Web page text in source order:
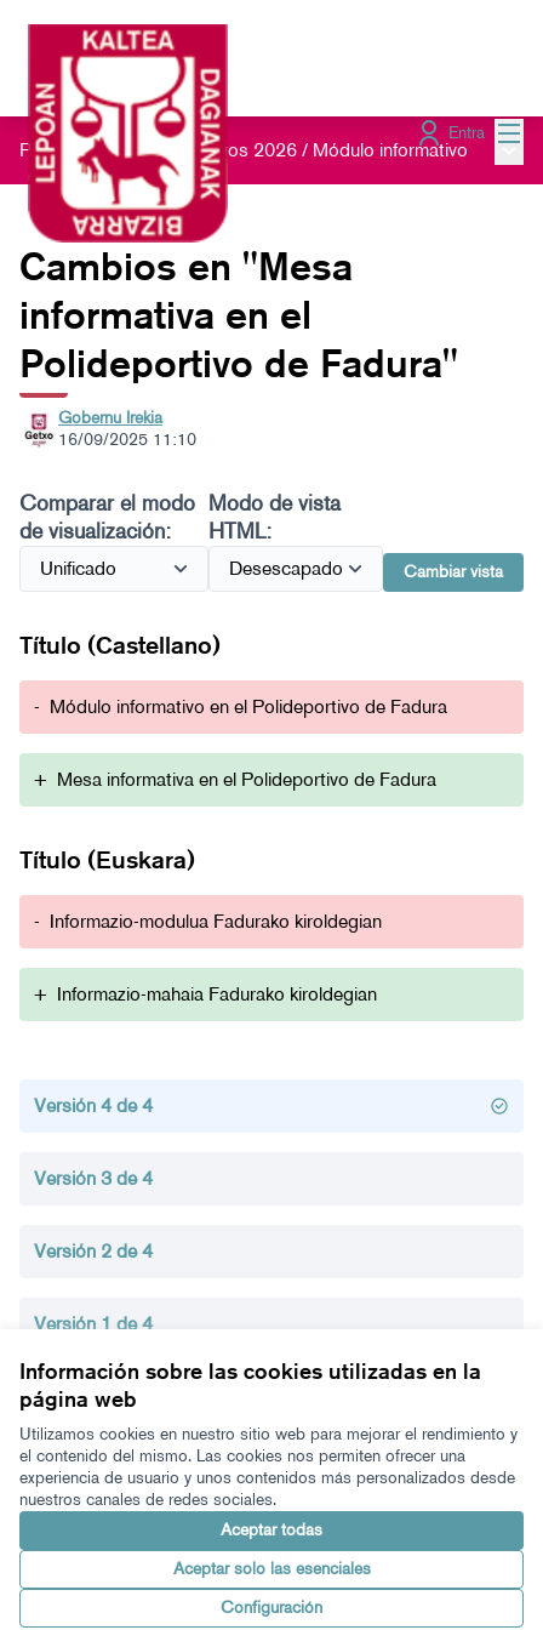
Información sobre las cookies utilizadas en la
página web
Utilizamos cookies en nuestro sitio web para mejorar el rendimiento y
el contenido del mismo. Las cookies nos permiten ofrecer una
experiencia de usuario y unos contenidos más personalizados desde
nuestros canales de redes sociales.
Aceptar todas
Aceptar solo las esenciales
Configuración
Entra
Presupuestos Participativos 2026 / Módulo informativo
Cambios en "Mesa
informativa en el
Polideportivo de Fadura"
Gobernu Irekia
16/09/2025 11:10
Comparar el modo
de visualización:
Modo de vista
HTML:
Cambiar vista
Título (Castellano)
- Módulo informativo en el Polideportivo de Fadura
+ Mesa informativa en el Polideportivo de Fadura
Título (Euskara)
- Informazio-modulua Fadurako kiroldegian
+ Informazio-mahaia Fadurako kiroldegian
Versión 4 de 4
Versión 3 de 4
Versión 2 de 4
Versión 1 de 4
Términos y condiciones de uso
Configuración de cookies
Zeugaz en X
(Enlace externo)
Zeugaz en Facebook
(Enlace externo)
Zeugaz en Instagram
(Enlace externo)
Zeugaz en YouTube
(Enlace externo)
Zeugaz en GitHub
(Enlace externo)
Castellano
Aukeratu hizkuntzaElegir el idioma
Made with ❤️ Web creada con software libre.
Con
(Enlace